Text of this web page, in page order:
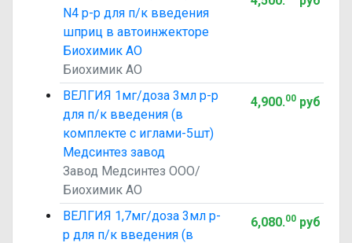
N4 р-р для п/к введения
шприц в автоинжекторе
Биохимик АО
Биохимик АО
ВЕЛГИЯ 1мг/доза 3мл р-р
для п/к введения (в
комплекте с иглами-5шт)
Медсинтез завод
Завод Медсинтез ООО/
Биохимик АО
4,900.00руб
ВЕЛГИЯ 1,7мг/доза 3мл р-
р для п/к введения (в
6,080.00руб